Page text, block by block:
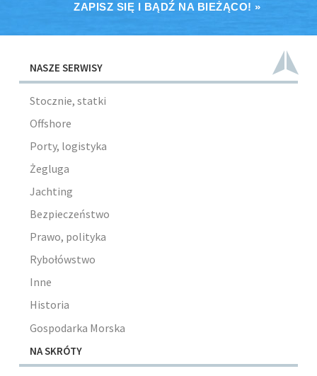
ZAPISZ SIĘ I BĄDŹ NA BIEŻĄCO! »
NASZE SERWISY
Stocznie, statki
Offshore
Porty, logistyka
Żegluga
Jachting
Bezpieczeństwo
Prawo, polityka
Rybołówstwo
Inne
Historia
Gospodarka Morska
NA SKRÓTY